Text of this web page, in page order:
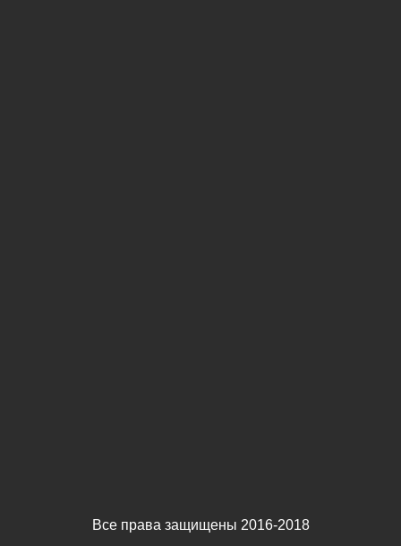
Все права защищены 2016-2018